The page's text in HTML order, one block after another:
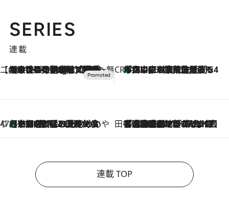
SERIES
連載
【CREA×星野リゾート】唯一無二。癒しと発見が待つ場所へ
11 Hours Ago
【トンボの足水浴】ヒノキの香りに包まれて涼感マックス！約13℃の湧水かけ流しを避暑地「星野温泉 トンボの湯」で体験 CREA'S CHOICE
2026.8.7
「立川にも歌舞伎があるんだよ」 片岡仁左衛門・市川中車ら豪華座組みで4年目の立川立飛歌舞伎へ
47都道府県の手みやげ ひんやりスイーツで夏を満喫
2026.8.7
【京都府】この夏絶対食べたい 冷やしておいしいおやつ3選 ひと口目から心を掴む新緑のテリーヌ 田中稲の勝手に再ブーム
2026.8.7
「湘南乃風に憧れて」観客大盛上がりの“タオル回し”に、ラッパー顔負けの高速歌唱まで…さだまさし（74）のアグレッシブすぎる現在地
連載 TOP